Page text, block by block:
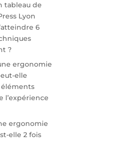
tableau de
Lyon
6
?
ergonomie
elle
l’expérience
ergonomie
elle 2 fois